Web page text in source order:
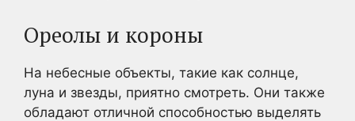
Ореолы и короны
На небесные объекты, такие как солнце,
луна и звезды, приятно смотреть. Они также
обладают отличной способностью выделять